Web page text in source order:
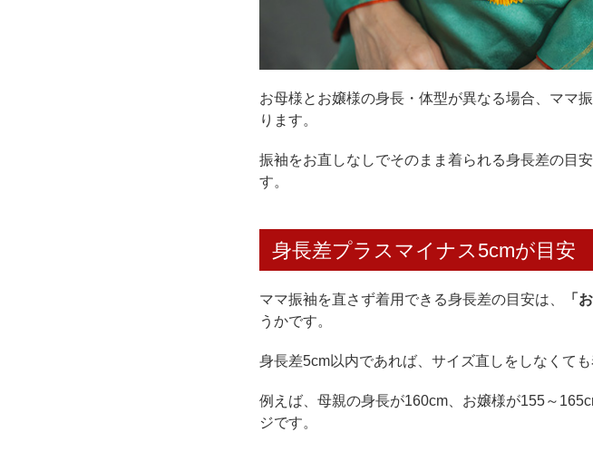
お母様とお嬢様の身長・体型が異なる場合、ママ
ります。
振袖をお直しなしでそのまま着られる身長差の目
す。
身長差プラスマイナス5cmが目安
ママ振袖を直さず着用できる身長差の目安は、 「
うかです。
身長差5cm以内であれば、サイズ直しをしなくて
例えば、母親の身長が160cm、お嬢様が155～
ジです。